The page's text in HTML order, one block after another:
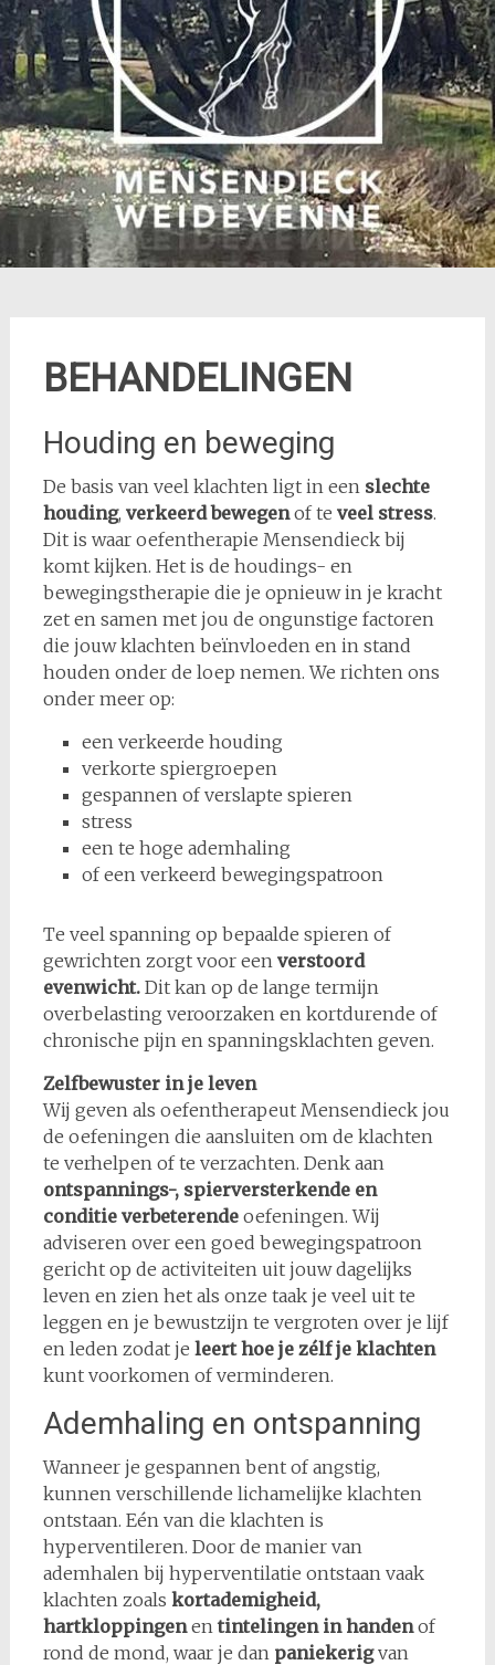
BEHANDELINGEN
Houding en beweging
De basis van veel klachten ligt in een slechte
houding, verkeerd bewegenof te veel stress.
Dit is waar oefentherapie Mensendieck bij
komt kijken. Het is de houdings- en
bewegingstherapie die je opnieuw in je kracht
zet en samen met jou de ongunstige factoren
die jouw klachten beïnvloeden en in stand
houden onder de loep nemen. We richten ons
onder meer op:
een verkeerde houding
verkorte spiergroepen
gespannen of verslapte spieren
stress
een te hoge ademhaling
of een verkeerd bewegingspatroon
Te veel spanning op bepaalde spieren of
gewrichten zorgt voor een verstoord
evenwicht.Dit kan op de lange termijn
overbelasting veroorzaken en kortdurende of
chronische pijn en spanningsklachten geven.
Zelfbewuster in je leven
Wij geven als oefentherapeut Mensendieck jou
de oefeningen die aansluiten om de klachten
te verhelpen of te verzachten. Denk aan
ontspannings-, spierversterkende en
conditie verbeterende oefeningen. Wij
adviseren over een goed bewegingspatroon
gericht op de activiteiten uit jouw dagelijks
leven en zien het als onze taak je veel uit te
leggen en je bewustzijn te vergroten over je lijf
en leden zodat je leert hoe je zélf je klachten
kunt voorkomen of verminderen.
Ademhaling en ontspanning
Wanneer je gespannen bent of angstig,
kunnen verschillende lichamelijke klachten
ontstaan. Eén van die klachten is
hyperventileren. Door de manier van
ademhalen bij hyperventilatie ontstaan vaak
klachten zoals kortademigheid,
hartkloppingenentintelingen in handenof
rond de mond, waar je dan paniekerigvan